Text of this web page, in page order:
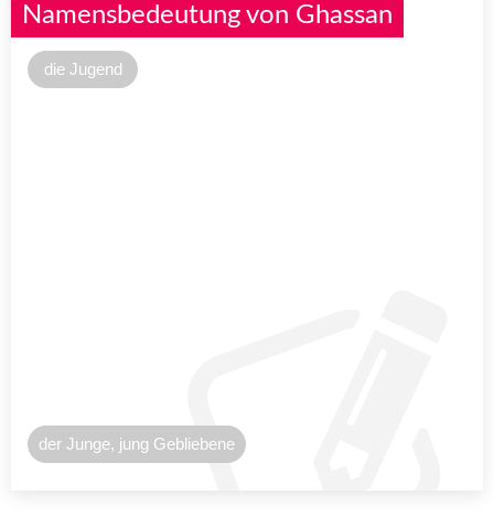
Namensbedeutung von Ghassan
die Jugend
der Junge, jung Gebliebene